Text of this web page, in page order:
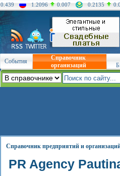
0.439 1.2096 0.007 0.2135
События
Справочник
организаций
Справочник предприятий и
PR Agency